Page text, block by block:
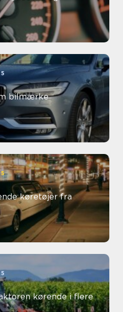
bilmærke
køretøjer fra
kørende i flere